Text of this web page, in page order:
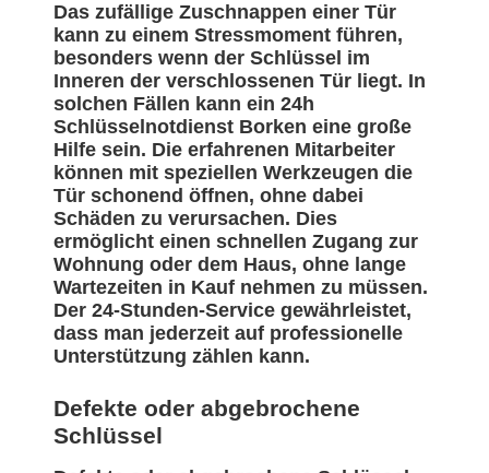
Das zufällige Zuschnappen einer Tür
kann zu einem Stressmoment führen,
besonders wenn der Schlüssel im
Inneren der verschlossenen Tür liegt. In
solchen Fällen kann ein 24h
Schlüsselnotdienst Borken eine große
Hilfe sein. Die erfahrenen Mitarbeiter
können mit speziellen Werkzeugen die
Tür schonend öffnen, ohne dabei
Schäden zu verursachen. Dies
ermöglicht einen schnellen Zugang zur
Wohnung oder dem Haus, ohne lange
Wartezeiten in Kauf nehmen zu müssen.
Der 24-Stunden-Service gewährleistet,
dass man jederzeit auf professionelle
Unterstützung zählen kann.
Defekte oder abgebrochene
Schlüssel